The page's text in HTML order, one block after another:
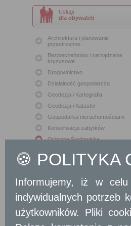
Usługi
dla obywateli
Architektura i planowanie
przestrzenne
Bezpieczeństwo i zarządzanie
kryzysowe
Drogownictwo
Działalność gospodarcza
Geodezja i Kartografia
Geodezja i Kataster
Gospodarka nieruchomościami
Konserwacja zabytków
Ochrona Środowiska
Podatki i opłaty lokalne
Polityka społeczna
Skargi i wnioski
Sprawy komunalne
🍪 POLITYKA
Informujemy, iż w
indywidualnych potrzeb
użytkowników. Pliki